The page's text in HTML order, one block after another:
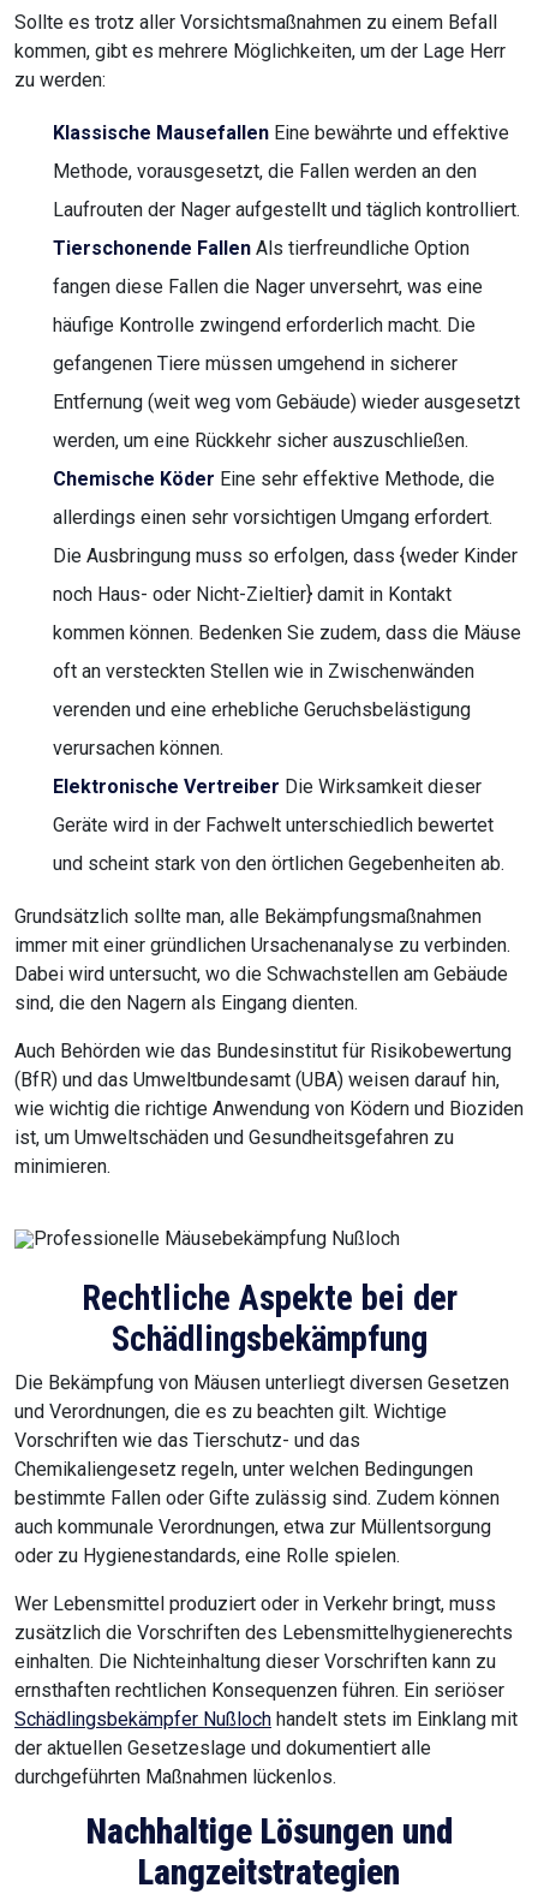
Sollte es trotz aller Vorsichtsmaßnahmen zu einem Befall
kommen, gibt es mehrere Möglichkeiten, um der Lage Herr
zu werden:
Klassische Mausefallen Eine bewährte und effektive
Methode, vorausgesetzt, die Fallen werden an den
Laufrouten der Nager aufgestellt und täglich kontrolliert.
Tierschonende Fallen Als tierfreundliche Option
fangen diese Fallen die Nager unversehrt, was eine
häufige Kontrolle zwingend erforderlich macht. Die
gefangenen Tiere müssen umgehend in sicherer
Entfernung (weit weg vom Gebäude) wieder ausgesetzt
werden, um eine Rückkehr sicher auszuschließen.
Chemische Köder Eine sehr effektive Methode, die
allerdings einen sehr vorsichtigen Umgang erfordert.
Die Ausbringung muss so erfolgen, dass {weder Kinder
noch Haus- oder Nicht-Zieltier} damit in Kontakt
kommen können. Bedenken Sie zudem, dass die Mäuse
oft an versteckten Stellen wie in Zwischenwänden
verenden und eine erhebliche Geruchsbelästigung
verursachen können.
Elektronische Vertreiber Die Wirksamkeit dieser
Geräte wird in der Fachwelt unterschiedlich bewertet
und scheint stark von den örtlichen Gegebenheiten ab.
Grundsätzlich sollte man, alle Bekämpfungsmaßnahmen
immer mit einer gründlichen Ursachenanalyse zu verbinden.
Dabei wird untersucht, wo die Schwachstellen am Gebäude
sind, die den Nagern als Eingang dienten.
Auch Behörden wie das Bundesinstitut für Risikobewertung
(BfR) und das Umweltbundesamt (UBA) weisen darauf hin,
wie wichtig die richtige Anwendung von Ködern und Bioziden
ist, um Umweltschäden und Gesundheitsgefahren zu
minimieren.
Rechtliche Aspekte bei der
Schädlingsbekämpfung
Die Bekämpfung von Mäusen unterliegt diversen Gesetzen
und Verordnungen, die es zu beachten gilt. Wichtige
Vorschriften wie das Tierschutz- und das
Chemikaliengesetz regeln, unter welchen Bedingungen
bestimmte Fallen oder Gifte zulässig sind. Zudem können
auch kommunale Verordnungen, etwa zur Müllentsorgung
oder zu Hygienestandards, eine Rolle spielen.
Wer Lebensmittel produziert oder in Verkehr bringt, muss
zusätzlich die Vorschriften des Lebensmittelhygienerechts
einhalten. Die Nichteinhaltung dieser Vorschriften kann zu
ernsthaften rechtlichen Konsequenzen führen. Ein seriöser
Schädlingsbekämpfer Nußloch handelt stets im Einklang mit
der aktuellen Gesetzeslage und dokumentiert alle
durchgeführten Maßnahmen lückenlos.
Nachhaltige Lösungen und
Langzeitstrategien